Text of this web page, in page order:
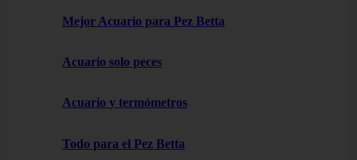
Mejor Acuario para Pez Betta
Acuario solo peces
Acuario y termómetros
Todo para el Pez Betta